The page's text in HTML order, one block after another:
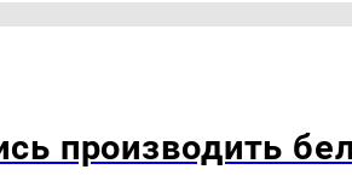
производить